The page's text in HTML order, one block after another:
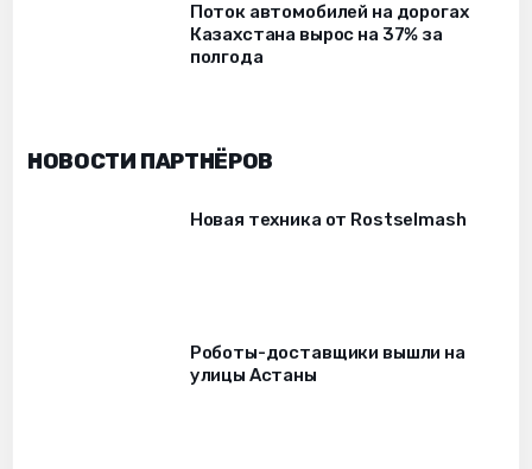
Поток автомобилей на дорогах
Казахстана вырос на 37% за
полгода
НОВОСТИ ПАРТНЁРОВ
Новая техника от Rostselmash
Роботы-доставщики вышли на
улицы Астаны